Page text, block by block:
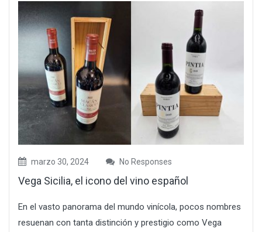
marzo 30, 2024 No Responses
Vega Sicilia, el icono del vino español
En el vasto panorama del mundo vinícola, pocos nombres
resuenan con tanta distinción y prestigio como Vega